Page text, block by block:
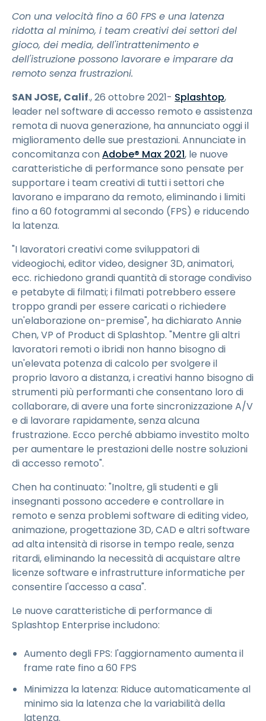
Con una velocità fino a 60 FPS e una latenza
ridotta al minimo, i team creativi dei settori del
gioco, dei media, dell'intrattenimento e
dell'istruzione possono lavorare e imparare da
remoto senza frustrazioni.
SAN JOSE, Calif., 26 ottobre 2021- Splashtop,
leader nel software di accesso remoto e assistenza
remota di nuova generazione, ha annunciato oggi il
miglioramento delle sue prestazioni. Annunciate in
concomitanza conAdobe® Max 2021, le nuove
caratteristiche di performance sono pensate per
supportare i team creativi di tutti i settori che
lavorano e imparano da remoto, eliminando i limiti
fino a 60 fotogrammi al secondo (FPS) e riducendo
la latenza.
"I lavoratori creativi come sviluppatori di
videogiochi, editor video, designer 3D, animatori,
ecc. richiedono grandi quantità di storage condiviso
e petabyte di filmati; i filmati potrebbero essere
troppo grandi per essere caricati o richiedere
un'elaborazione on-premise", ha dichiarato Annie
Chen, VP of Product di Splashtop. "Mentre gli altri
lavoratori remoti o ibridi non hanno bisogno di
un'elevata potenza di calcolo per svolgere il
proprio lavoro a distanza, i creativi hanno bisogno di
strumenti più performanti che consentano loro di
collaborare, di avere una forte sincronizzazione A/V
e di lavorare rapidamente, senza alcuna
frustrazione. Ecco perché abbiamo investito molto
per aumentare le prestazioni delle nostre soluzioni
di accesso remoto".
Chen ha continuato: "Inoltre, gli studenti e gli
insegnanti possono accedere e controllare in
remoto e senza problemi software di editing video,
animazione, progettazione 3D, CAD e altri software
ad alta intensità di risorse in tempo reale, senza
ritardi, eliminando la necessità di acquistare altre
licenze software e infrastrutture informatiche per
consentire l'accesso a casa".
Le nuove caratteristiche di performance di
Splashtop Enterprise includono:
Aumento degli FPS: l'aggiornamento aumenta il
frame rate fino a 60 FPS
Minimizza la latenza: Riduce automaticamente al
minimo sia la latenza che la variabilità della
latenza.